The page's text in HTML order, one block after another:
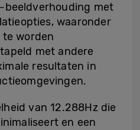
beeldverhouding met
waaronder
te worden
met andere
resultaten in
van 12.288Hz die
en een